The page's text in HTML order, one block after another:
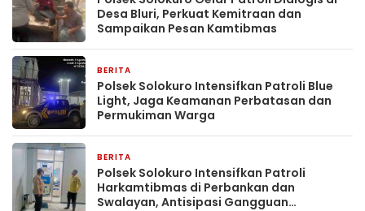
Desa Bluri, Perkuat Kemitraan dan
Sampaikan Pesan Kamtibmas
BERITA
Polsek Solokuro Intensifkan Patroli Blue
Light, Jaga Keamanan Perbatasan dan
Permukiman Warga
BERITA
Polsek Solokuro Intensifkan Patroli
Harkamtibmas di Perbankan dan
Swalayan, Antisipasi Gangguan